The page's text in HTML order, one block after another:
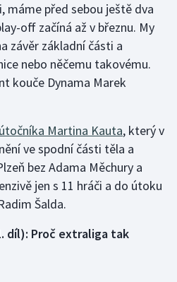
máme před sebou ještě dva
off začíná až v březnu. My
závěr základní části a
nebo něčemu takovému.
kouče Dynama Marek
Martina Kauta, který v
ve spodní části těla a
bez Adama Měchury a
jen s 11 hráči a do útoku
Šalda.
díl): Proč extraliga tak